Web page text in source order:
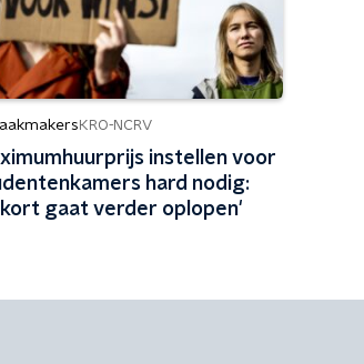
KRO-NCRV
instellen voor
hard nodig:
gaat verder oplopen'